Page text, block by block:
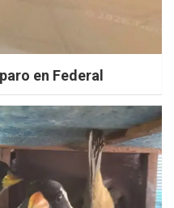
en Federal